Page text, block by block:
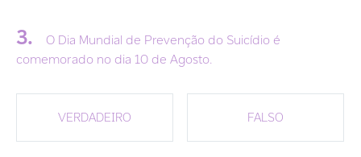
3.
O Dia Mundial de Prevenção do Suicídio é
comemorado no dia 10 de Agosto.
VERDADEIRO FALSO